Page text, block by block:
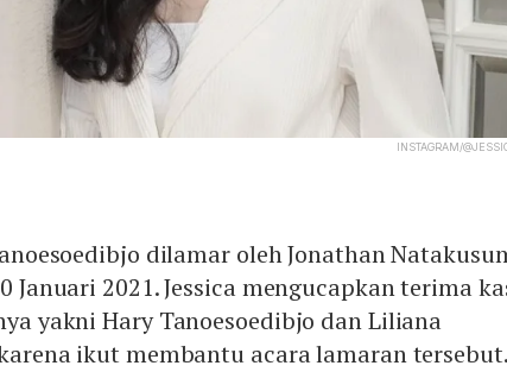
INSTAGRAM/
dilamar oleh Jonathan
Januari 2021. Jessica mengucapkan terima
yakni Hary Tanoesoedibjo dan Liliana
ikut membantu acara lamaran tersebut.